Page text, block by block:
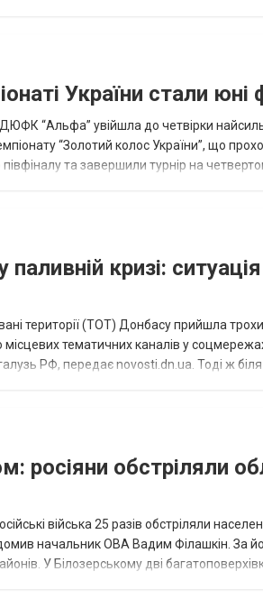
України стали юні
“Альфа” увійшла до четвірки
“Золотий колос України”, що
та завершили турнір на
кризі:
території (ТОТ) Донбасу прийшла
тематичних каналів у
РФ, передає novosti.dn.ua. Тоді ж
росіяни обстріляли
війська 25 разів обстріляли
начальник ОВА Вадим Філашкін. За
У Білозерському дві